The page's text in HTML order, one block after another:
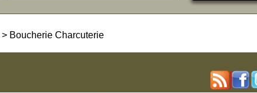
> Boucherie Charcuterie